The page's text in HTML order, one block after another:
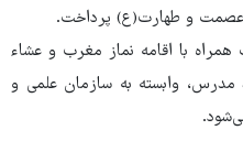
عصمت و طهارت(ع) پرداخت.
با اقامه نماز مغرب و عشاء
وابسته به سازمان علمی و